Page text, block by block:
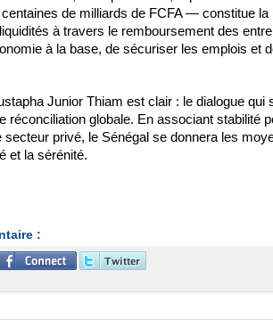
de milliards de FCFA — constitue la
à travers le remboursement des
à la base, de sécuriser les emplois et
Junior Thiam est clair : le dialogue qui
réconciliation globale. En associant stabilité
secteur privé, le Sénégal se donnera les
et la sérénité.
: